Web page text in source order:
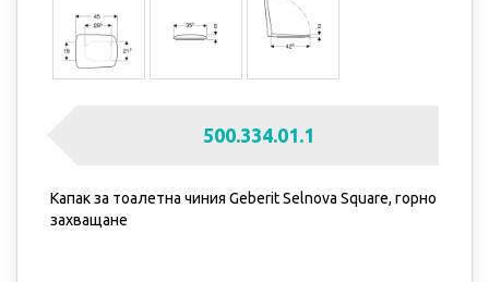
500.334.01.1
Капак за тоалетна чиния Geberit Selnova Square, горно
захващане